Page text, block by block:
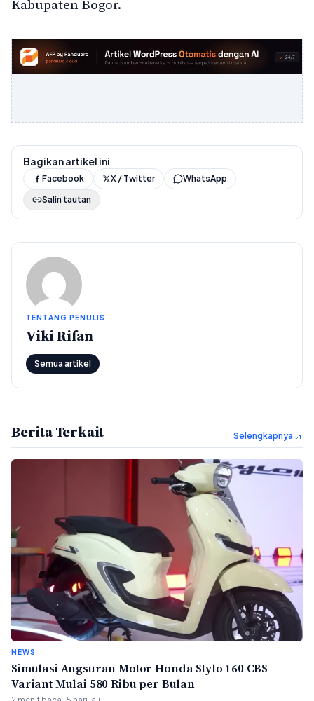
Kabupaten Bogor.
Bagikan artikel ini
Facebook X / Twitter
WhatsApp
Salin tautan
TENTANG PENULIS
Viki Rifan
Semua artikel
Berita Terkait Selengkapnya
NEWS
Simulasi Angsuran Motor Honda Stylo 160 CBS
Variant Mulai 580 Ribu per Bulan